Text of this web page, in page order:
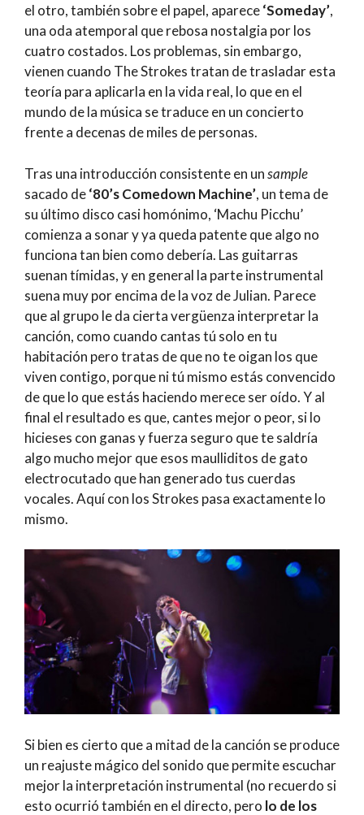
el otro, también sobre el papel, aparece‘Someday’,
una oda atemporal que rebosa nostalgia por los
cuatro costados. Los problemas, sin embargo,
vienen cuando The Strokes tratan de trasladar esta
teoría para aplicarla en la vida real, lo que en el
mundo de la música se traduce en un concierto
frente a decenas de miles de personas.
Tras una introducción consistente en unsample
sacado de‘80’s Comedown Machine’, un tema de
su último disco casi homónimo, ‘Machu Picchu’
comienza a sonar y ya queda patente que algo no
funciona tan bien como debería. Las guitarras
suenan tímidas, y en general la parte instrumental
suena muy por encima de la voz de Julian. Parece
que al grupo le da cierta vergüenza interpretar la
canción, como cuando cantas tú solo en tu
habitación pero tratas de que no te oigan los que
viven contigo, porque ni tú mismo estás convencido
de que lo que estás haciendo merece ser oído. Y al
final el resultado es que, cantes mejor o peor, si lo
hicieses con ganas y fuerza seguro que te saldría
algo mucho mejor que esos maulliditos de gato
electrocutado que han generado tus cuerdas
vocales. Aquí con los Strokes pasa exactamente lo
mismo.
Si bien es cierto que a mitad de la canción se produce
un reajuste mágico del sonido que permite escuchar
mejor la interpretación instrumental (no recuerdo si
esto ocurrió también en el directo, pero lo de los